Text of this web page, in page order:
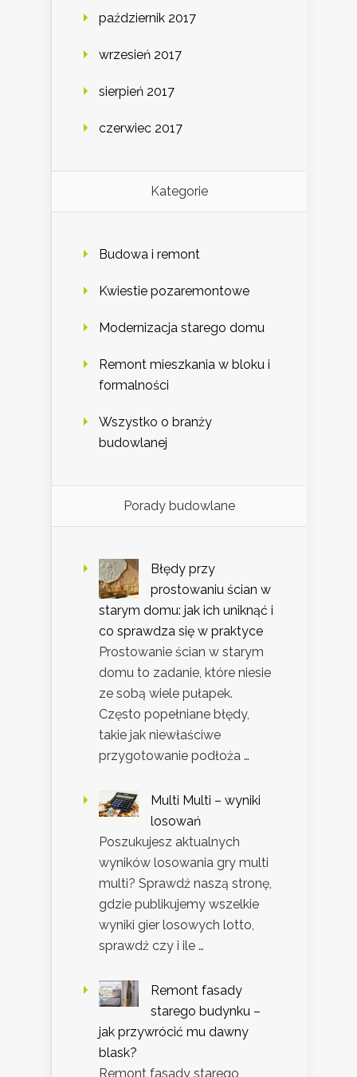
październik 2017
wrzesień 2017
sierpień 2017
czerwiec 2017
Kategorie
Budowa i remont
Kwiestie pozaremontowe
Modernizacja starego domu
Remont mieszkania w bloku i
formalności
Wszystko o branży
budowlanej
Porady budowlane
Błędy przy
prostowaniu ścian w
starym domu: jak ich uniknąć i
co sprawdza się w praktyce
Prostowanie ścian w starym
domu to zadanie, które niesie
ze sobą wiele pułapek.
Często popełniane błędy,
takie jak niewłaściwe
przygotowanie podłoża …
Multi Multi – wyniki
losowań
Poszukujesz aktualnych
wyników losowania gry multi
multi? Sprawdź naszą stronę,
gdzie publikujemy wszelkie
wyniki gier losowych lotto,
sprawdź czy i ile …
Remont fasady
starego budynku –
jak przywrócić mu dawny
blask?
Remont fasady starego